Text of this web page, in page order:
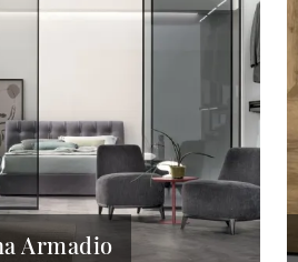
Armadio